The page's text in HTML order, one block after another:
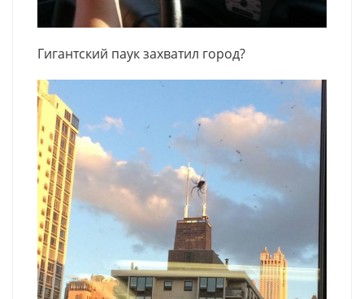
Гигантский паук захватил город?